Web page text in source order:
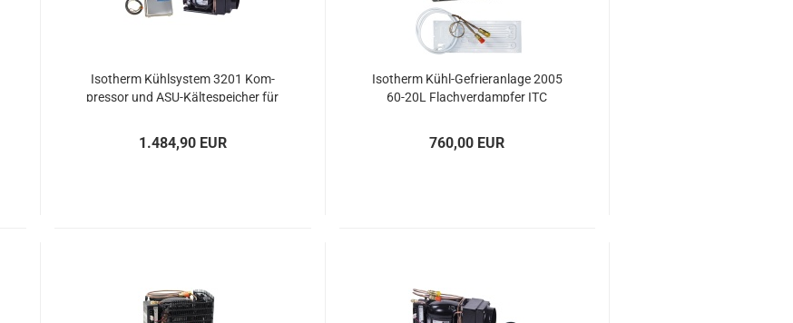
Iso­therm Kühl­sys­tem 3201 Kom­
pres­sor und ASU-​Käl­te­spei­cher für
1.484,90 EUR
Iso­therm Kühl-​Ge­frier­an­la­ge 2005
60-​20L Flach­ver­damp­fer ITC
760,00 EUR